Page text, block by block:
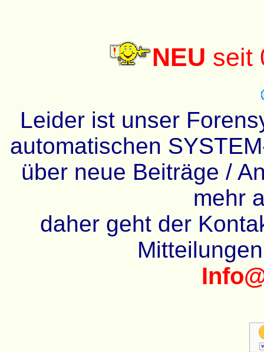
NEU seit
Leider ist unser
automatischen
über neue Beiträge /
mehr
daher geht der